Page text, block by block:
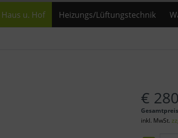
Haus u. Hof Heizungs/Lüftungstechnik
€
inkl. MwSt.